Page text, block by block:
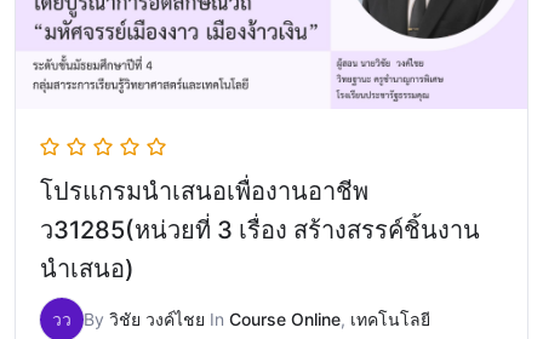
โปรแกรมนำเสนอเพื่องานอาชีพ
ว31285(หน่วยที่ 3 เรื่อง สร้างสรรค์ชิ้นงาน
นำเสนอ)
วว By วิชัย วงค์ไชย In Course Online, เทคโนโลยี